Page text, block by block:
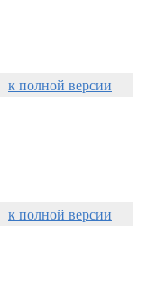
к полной версии
к полной версии